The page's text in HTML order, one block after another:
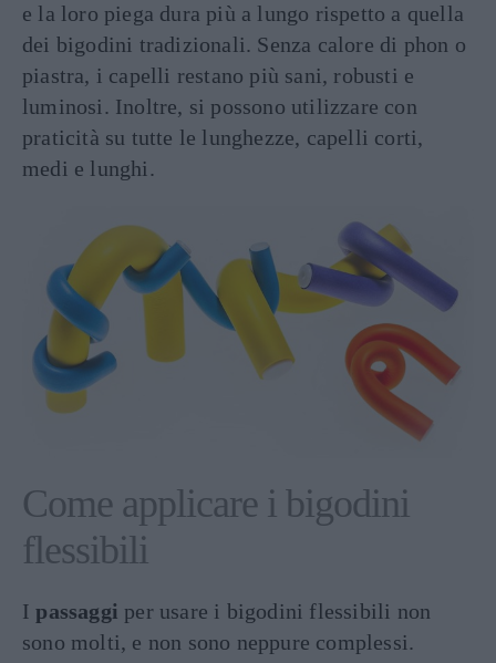
e la loro piega dura più a lungo rispetto a quella
dei bigodini tradizionali. Senza calore di phon o
piastra, i capelli restano più sani, robusti e
luminosi. Inoltre, si possono utilizzare con
praticità su tutte le lunghezze, capelli corti,
medi e lunghi.
Come applicare i bigodini
flessibili
Ipassaggi per usare i bigodini flessibili non
sono molti, e non sono neppure complessi.